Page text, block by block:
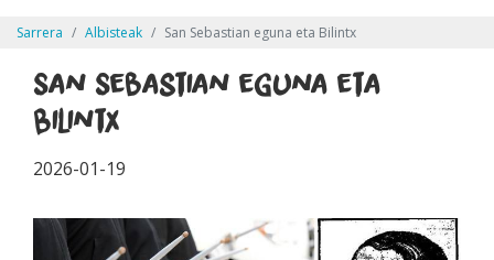
Sarrera Albisteak San Sebastian eguna eta Bilintx
San Sebastian eguna eta
Bilintx
2026-01-19